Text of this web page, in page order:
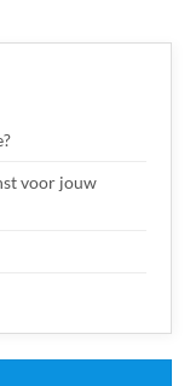
voor jouw